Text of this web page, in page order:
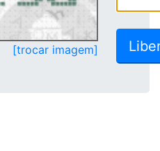
[trocar imagem]